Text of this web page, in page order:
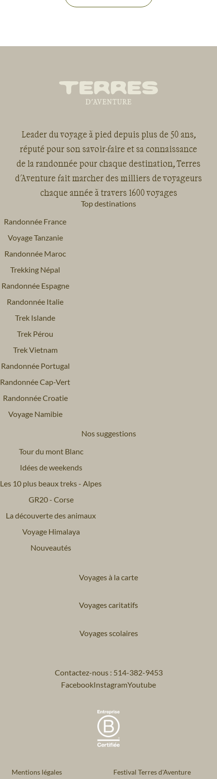
Leader du voyage à pied depuis plus de 50 ans,
réputé pour son savoir-faire et sa connaissance
de la randonnée pour chaque destination, Terres
d'Aventure fait marcher des milliers de voyageurs
chaque année à travers 1600 voyages
Top destinations
Randonnée France
Voyage Tanzanie
Randonnée Maroc
Trekking Népal
Randonnée Espagne
Randonnée Italie
Trek Islande
Trek Pérou
Trek Vietnam
Randonnée Portugal
Randonnée Cap-Vert
Randonnée Croatie
Voyage Namibie
Nos suggestions
Tour du mont Blanc
Idées de weekends
Les 10 plus beaux treks - Alpes
GR20 - Corse
La découverte des animaux
Voyage Himalaya
Nouveautés
Voyages à la carte
Voyages caritatifs
Voyages scolaires
Contactez-nous : 514-382-9453
FacebookInstagramYoutube
Mentions légales Festival Terres d'Aventure